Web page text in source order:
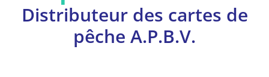
Distributeur des cartes de
pêche A.P.B.V.